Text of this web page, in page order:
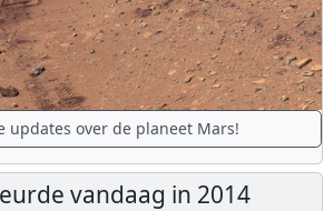
updates over de planeet Mars!
vandaag in 2014